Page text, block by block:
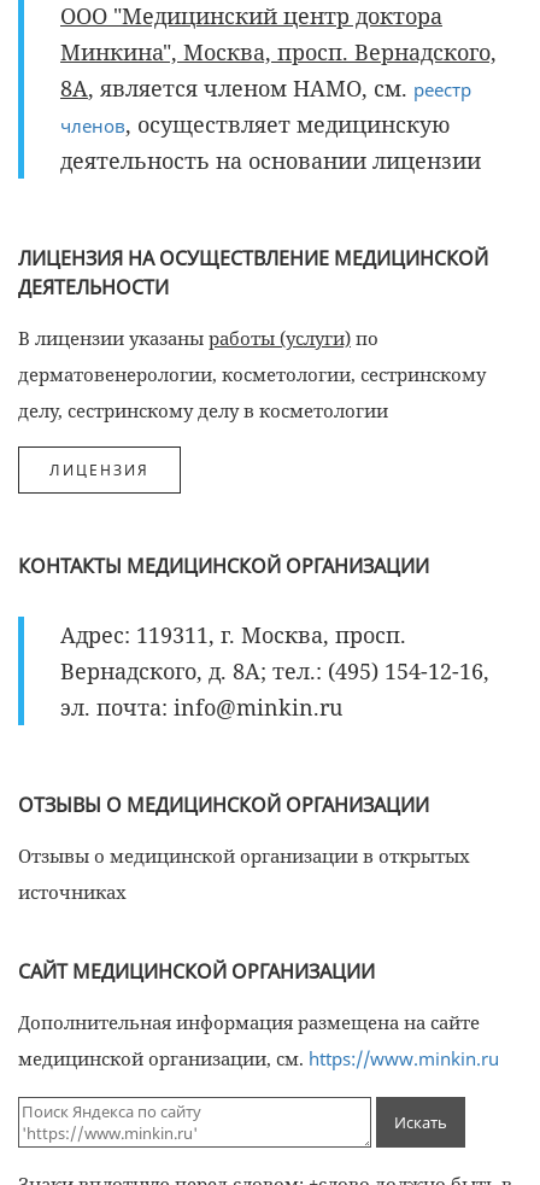
ООО "Медицинский центр доктора
Минкина", Москва, просп. Вернадского,
8А, является членом НАМО, см. реестр
членов, осуществляет медицинскую
деятельность на основании лицензии
ЛИЦЕНЗИЯ НА ОСУЩЕСТВЛЕНИЕ МЕДИЦИНСКОЙ
ДЕЯТЕЛЬНОСТИ
В лицензии указаны работы (услуги) по
дерматовенерологии, косметологии, сестринскому
делу, сестринскому делу в косметологии
КОНТАКТЫ МЕДИЦИНСКОЙ ОРГАНИЗАЦИИ
Адрес: 119311, г. Москва, просп.
Вернадского, д. 8А; тел.: (495) 154-12-16,
эл. почта: info@minkin.ru
ОТЗЫВЫ О МЕДИЦИНСКОЙ ОРГАНИЗАЦИИ
Отзывы о медицинской организации в открытых
источниках
САЙТ МЕДИЦИНСКОЙ ОРГАНИЗАЦИИ
Дополнительная информация размещена на сайте
медицинской организации, см. https://www.minkin.ru